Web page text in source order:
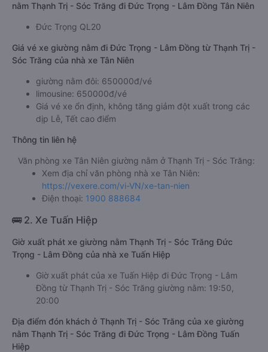
nằm Thạnh Trị - Sóc Trăng đi Đức Trọng - Lâm Đồng Tân Niên
Đức Trọng QL20
Giá vé xe giường nằm đi Đức Trọng - Lâm Đồng từ Thạnh Trị -
Sóc Trăng của nhà xe Tân Niên
giường nằm đôi: 650000đ/vé
limousine: 650000đ/vé
Giá vé xe ổn định, không tăng giảm đột xuất trong các
dịp Lễ, Tết cao điểm
Thông tin liên hệ
Văn phòng xe Tân Niên giường nằm ở Thạnh Trị - Sóc Trăng:
Xem địa chỉ văn phòng nhà xe Tân Niên:
https://vexere.com/vi-VN/xe-tan-nien
Điện thoại: 1900 888684
🚌 2. Xe Tuấn Hiệp
Giờ xuất phát xe giường nằm Thạnh Trị - Sóc Trăng Đức
Trọng - Lâm Đồng của nhà xe Tuấn Hiệp
Giờ xuất phát của xe Tuấn Hiệp đi Đức Trọng - Lâm
Đồng từ Thạnh Trị - Sóc Trăng giường nằm: 19:50,
20:00
Địa điểm đón khách ở Thạnh Trị - Sóc Trăng của xe giường
nằm Thạnh Trị - Sóc Trăng đi Đức Trọng - Lâm Đồng Tuấn
Hiệp